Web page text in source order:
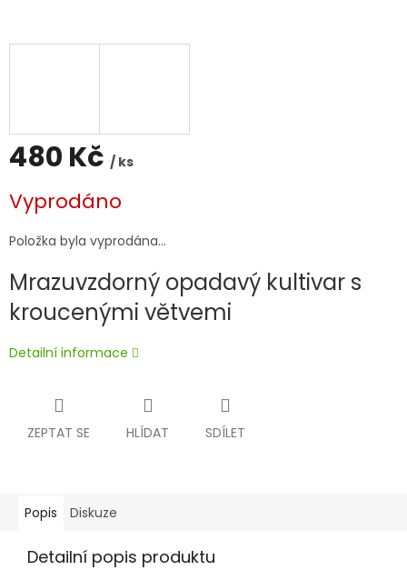
480 Kč / ks
cena:
Vyprodáno
Položka byla vyprodána…
Mrazuvzdorný opadavý kultivar s
kroucenými větvemi
Detailní informace
ZEPTAT SE HLÍDAT SDÍLET
Popis Diskuze
Detailní popis produktu